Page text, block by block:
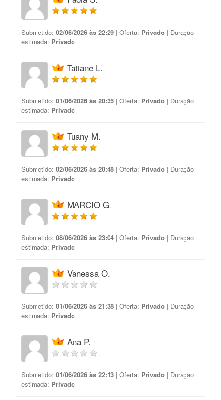
Submetido: 02/06/2026 às 22:29 | Oferta: Privado | Duração
estimada: Privado
Tatiane L.
Submetido: 01/06/2026 às 20:35 | Oferta: Privado | Duração
estimada: Privado
Tuany M.
Submetido: 02/06/2026 às 20:48 | Oferta: Privado | Duração
estimada: Privado
MARCIO G.
Submetido: 08/06/2026 às 23:04 | Oferta: Privado | Duração
estimada: Privado
Vanessa O.
Submetido: 01/06/2026 às 21:38 | Oferta: Privado | Duração
estimada: Privado
Ana P.
Submetido: 01/06/2026 às 22:13 | Oferta: Privado | Duração
estimada: Privado